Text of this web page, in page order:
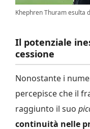
Khephren Thuram esulta
Il potenziale
cessione
Nonostante i
percepisce che il
raggiunto il suo
continuità nelle